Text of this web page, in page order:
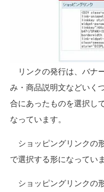
リンクの発行は、バナ
み・商品説明文などいく
合にあったものを選択し
なっています。
ショッピングリンクの
で選択する形になってい
ショッピングリンクの